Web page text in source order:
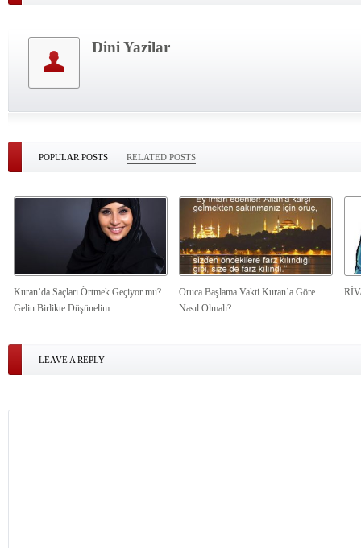
Dini Yazilar
POPULAR POSTS RELATED POSTS
Kuran’da Saçları Örtmek Geçiyor mu?
Gelin Birlikte Düşünelim
Oruca Başlama Vakti Kuran’a Göre
Nasıl Olmalı?
LEAVE A REPLY